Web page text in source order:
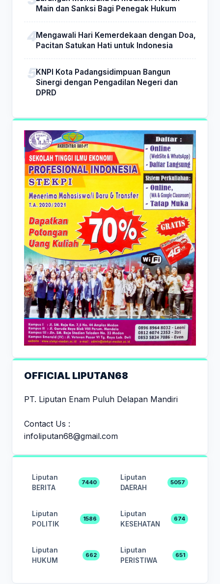
Main dan Sanksi Bagi Penegak Hukum
Mengawali Hari Kemerdekaan dengan Doa,
Pacitan Satukan Hati untuk Indonesia
KNPI Kota Padangsidimpuan Bangun
Sinergi dengan Pengadilan Negeri dan
DPRD
OFFICIAL LIPUTAN68
PT. Liputan Enam Puluh Delapan Mandiri
Contact Us :
infoliputan68@gmail.com
Liputan
BERITA
7440
Liputan
DAERAH
5057
Liputan
POLITIK
1586
Liputan
KESEHATAN
674
Liputan
HUKUM
662
Liputan
PERISTIWA
651